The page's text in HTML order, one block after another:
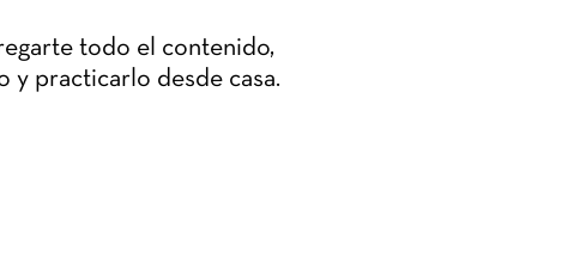
todo el contenido,
y practicarlo desde casa.